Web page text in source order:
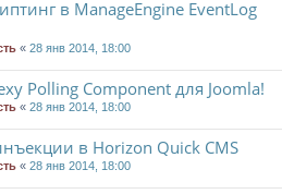
в ManageEngine EventLog
« 28 янв 2014, 18:00
Polling Component для Joomla!
« 28 янв 2014, 18:00
в Horizon Quick CMS
« 28 янв 2014, 18:00